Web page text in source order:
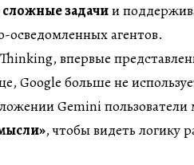
задачии
осведомленных агентов.
впервые
Google больше не
Gemini пользователи
, чтобы видеть логику